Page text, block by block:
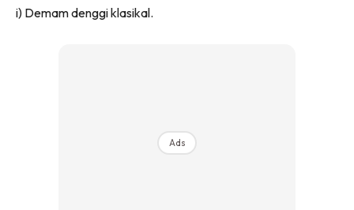
i) Demam denggi klasikal.
Ads